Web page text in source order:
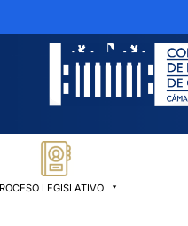
LEGISLATIVO